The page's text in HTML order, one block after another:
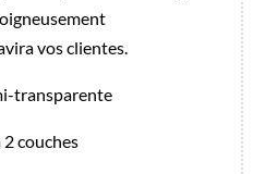
vos clientes.
transparente
couches